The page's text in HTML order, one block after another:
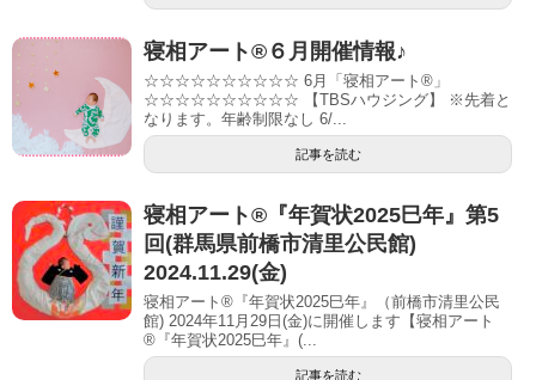
寝相アート®６月開催情報♪
☆☆☆☆☆☆☆☆☆☆ 6月「寝相アート®︎」
☆☆☆☆☆☆☆☆☆☆ 【TBSハウジング】 ※先着と
なります。年齢制限なし 6/...
記事を読む
寝相アート®︎『年賀状2025巳年』第5
回(群馬県前橋市清里公民館)
2024.11.29(金)
寝相アート®『年賀状2025巳年』（前橋市清里公民
館) 2024年11月29日(金)に開催します【寝相アート
®︎『年賀状2025巳年』(...
記事を読む